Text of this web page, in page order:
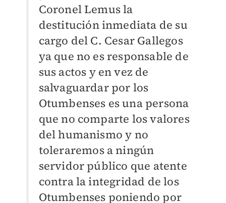
Coronel Lemus la
destitución inmediata de su
cargo del C. Cesar Gallegos
ya que no es responsable de
sus actos y en vez de
salvaguardar por los
Otumbenses es una persona
que no comparte los valores
del humanismo y no
toleraremos a ningún
servidor público que atente
contra la integridad de los
Otumbenses poniendo por